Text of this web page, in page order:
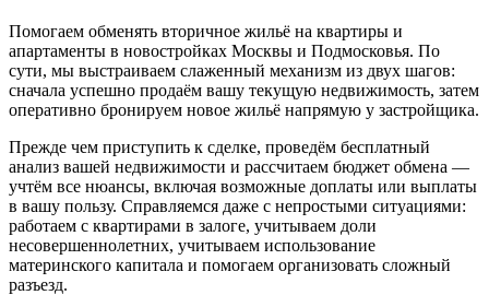
Помогаем обменять вторичное жильё на квартиры и
апартаменты в новостройках Москвы и Подмосковья. По
сути, мы выстраиваем слаженный механизм из двух шагов:
сначала успешно продаём вашу текущую недвижимость, затем
оперативно бронируем новое жильё напрямую у застройщика.
Прежде чем приступить к сделке, проведём бесплатный
анализ вашей недвижимости и рассчитаем бюджет обмена —
учтём все нюансы, включая возможные доплаты или выплаты
в вашу пользу. Справляемся даже с непростыми ситуациями:
работаем с квартирами в залоге, учитываем доли
несовершеннолетних, учитываем использование
материнского капитала и помогаем организовать сложный
разъезд.